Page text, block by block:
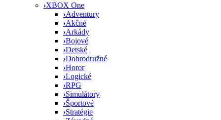
›XBOX One
›Adventury
›Akčné
›Arkády
›Bojové
›Detské
›Dobrodružné
›Horor
›Logické
›RPG
›Simulátory
›Športové
›Stratégie